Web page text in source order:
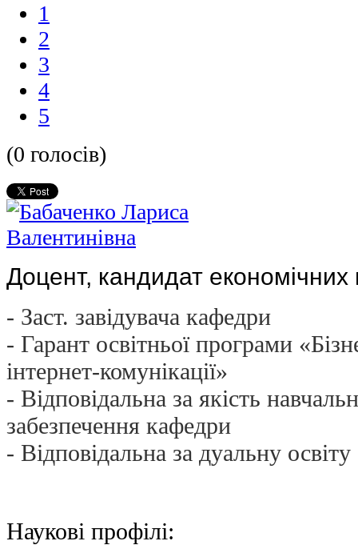
1
2
3
4
5
(0 голосів)
Доцент, кандидат економічних
- Заст. завідувача кафедри
- Гарант освітньої програми
інтернет-комунікації»
- Відповідальна за якість
забезпечення кафедри
- Відповідальна за дуальну освіту
Наукові профілі: